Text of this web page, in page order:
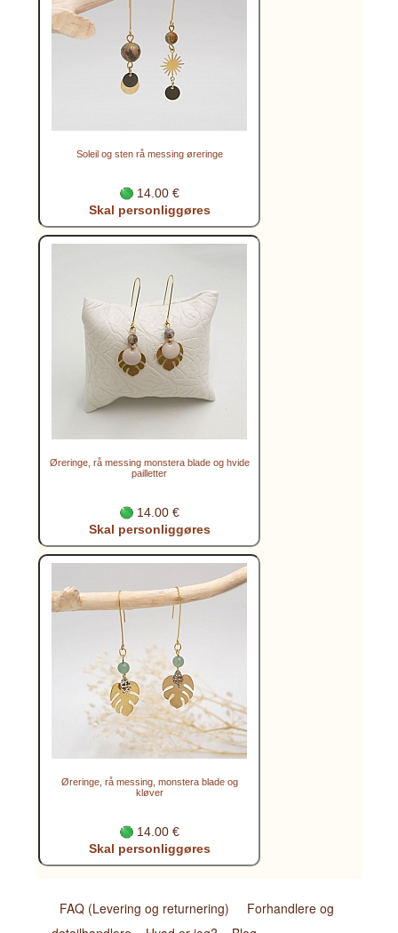
Soleil og sten rå messing øreringe
14.00 €
Skal personliggøres
Øreringe, rå messing monstera blade og hvide
pailletter
14.00 €
Skal personliggøres
Øreringe, rå messing, monstera blade og
kløver
14.00 €
Skal personliggøres
FAQ (Levering og returnering)
Forhandlere og